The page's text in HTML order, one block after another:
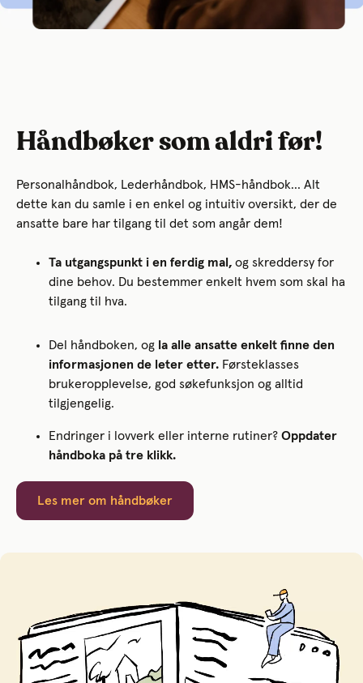
Håndbøker som aldri før!
Personalhåndbok, Lederhåndbok, HMS-håndbok… Alt
dette kan du samle i en enkel og intuitiv oversikt, der de
ansatte bare har tilgang til det som angår dem!
Ta utgangspunkt i en ferdig mal, og skreddersy for
dine behov. Du bestemmer enkelt hvem som skal ha
tilgang til hva.
Del håndboken, og la alle ansatte enkelt finne den
informasjonen de leter etter. Førsteklasses
brukeropplevelse, god søkefunksjon og alltid
tilgjengelig.
Endringer i lovverk eller interne rutiner? Oppdater
håndboka på tre klikk.
Les mer om håndbøker